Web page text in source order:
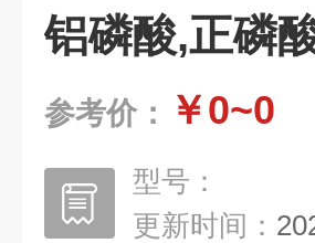
铝磷酸,正磷
参考价： ￥0~0
型号：
更新时间：